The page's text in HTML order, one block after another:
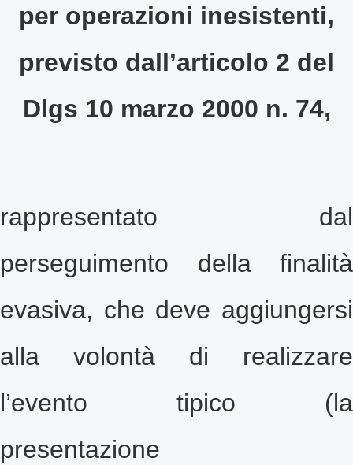
per operazioni inesistenti,
previsto dall’articolo 2 del
Dlgs 10 marzo 2000 n. 74,
rappresentato dal
perseguimento della finalità
evasiva, che deve aggiungersi
alla volontà di realizzare
l’evento tipico (la
presentazione